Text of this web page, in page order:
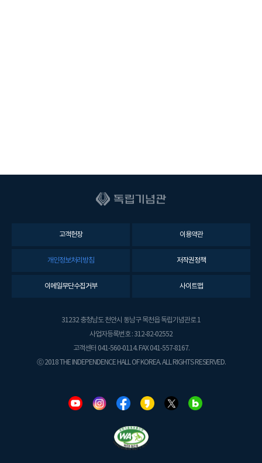
고객헌장 이용약관
개인정보처리방침 저작권정책
이메일무단수집거부 사이트맵
31232 충청남도 천안시 동남구 목천읍 독립기념관로 1
사업자등록번호 : 312-82-02552
고객센터 041-560-0114. FAX 041-557-8167.
ⓒ 2018 THE INDEPENDENCE HALL OF KOREA. ALL RIGHTS RESERVED.